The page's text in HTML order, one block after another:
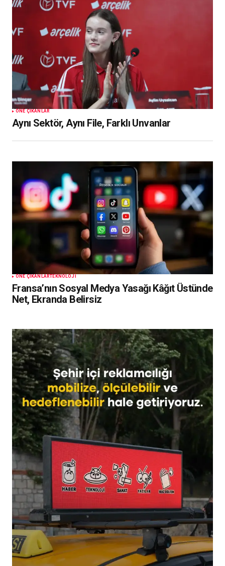
ÖNE ÇIKANLAR
Aynı Sektör, Aynı File, Farklı Unvanlar
ÖNE ÇIKANLARTEKNOLOJI
Fransa’nın Sosyal Medya Yasağı Kâğıt Üstünde
Net, Ekranda Belirsiz